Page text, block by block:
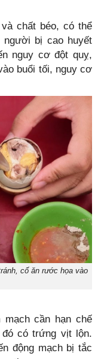
chất béo, có thể
bị cao huyết
nguy cơ đột quỵ,
buổi tối, nguy cơ
cố ăn rước họa vào
cần hạn chế
có trứng vịt lộn.
động mạch bị tắc